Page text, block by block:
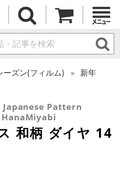
ーズン(フィルム)
新年
Pattern
和柄 ダイヤ 14